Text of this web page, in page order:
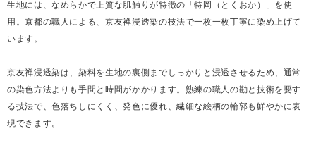
生地には、なめらかで上質な肌触りが特徴の「特岡（とくおか）」を使
用。京都の職人による、京友禅浸透染の技法で一枚一枚丁寧に染め上げて
います。
京友禅浸透染は、染料を生地の裏側までしっかりと浸透させるため、通常
の染色方法よりも手間と時間がかかります。熟練の職人の勘と技術を要す
る技法で、色落ちしにくく、発色に優れ、繊細な絵柄の輪郭も鮮やかに表
現できます。